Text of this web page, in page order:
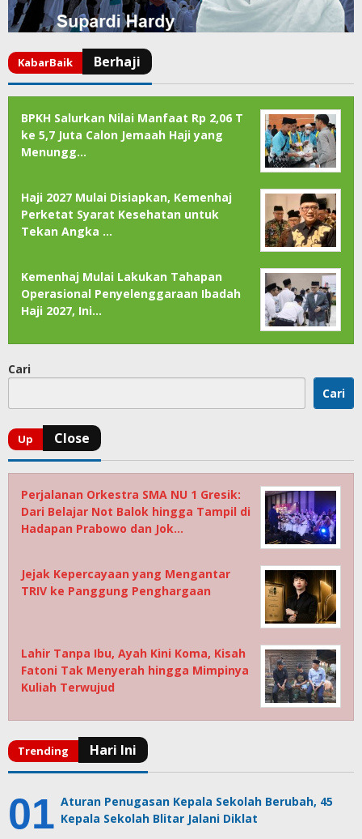
BPKH Salurkan Nilai Manfaat Rp 2,06 T
ke 5,7 Juta Calon Jemaah Haji yang
Menungg…
Haji 2027 Mulai Disiapkan, Kemenhaj
Perketat Syarat Kesehatan untuk
Tekan Angka …
Kemenhaj Mulai Lakukan Tahapan
Operasional Penyelenggaraan Ibadah
Haji 2027, Ini…
Cari
Cari
Perjalanan Orkestra SMA NU 1 Gresik:
Dari Belajar Not Balok hingga Tampil di
Hadapan Prabowo dan Jok…
Jejak Kepercayaan yang Mengantar
TRIV ke Panggung Penghargaan
Lahir Tanpa Ibu, Ayah Kini Koma, Kisah
Fatoni Tak Menyerah hingga Mimpinya
Kuliah Terwujud
Aturan Penugasan Kepala Sekolah Berubah, 45
Kepala Sekolah Blitar Jalani Diklat